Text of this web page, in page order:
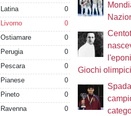
Latina
0
Livorno
0
Ostiamare
0
Perugia
0
Pescara
0
Pianese
0
Pineto
0
Ravenna
0
Giochi